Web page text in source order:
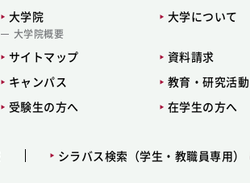
大学院
大学院概要
大学について
サイトマップ 資料請求
キャンパス 教育・研究活動
受験生の方へ 在学生の方へ
シラバス検索（学生・教職員専用）